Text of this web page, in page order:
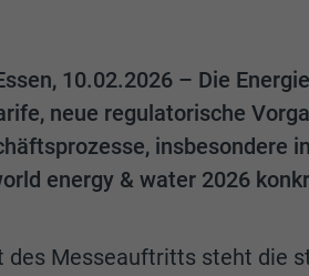
10.02.2026 – Die
neue regulatorische
insbesondere
energy & water 2026
des Messeauftritts steht die